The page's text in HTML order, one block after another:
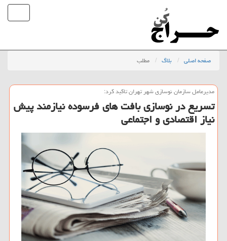
صفحه اصلی بلاگ مطلب
مدیرعامل سازمان نوسازی شهر تهران تاكید كرد:
تسریع در نوسازی بافت های فرسوده نیازمند پیش
نیاز اقتصادی و اجتماعی